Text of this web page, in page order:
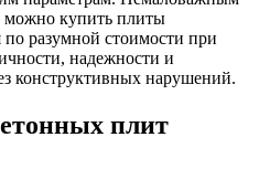
можно купить плиты
по разумной стоимости при
надежности и
конструктивных нарушений.
плит